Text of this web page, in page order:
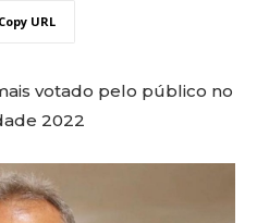
Copy URL
votado pelo público no
2022